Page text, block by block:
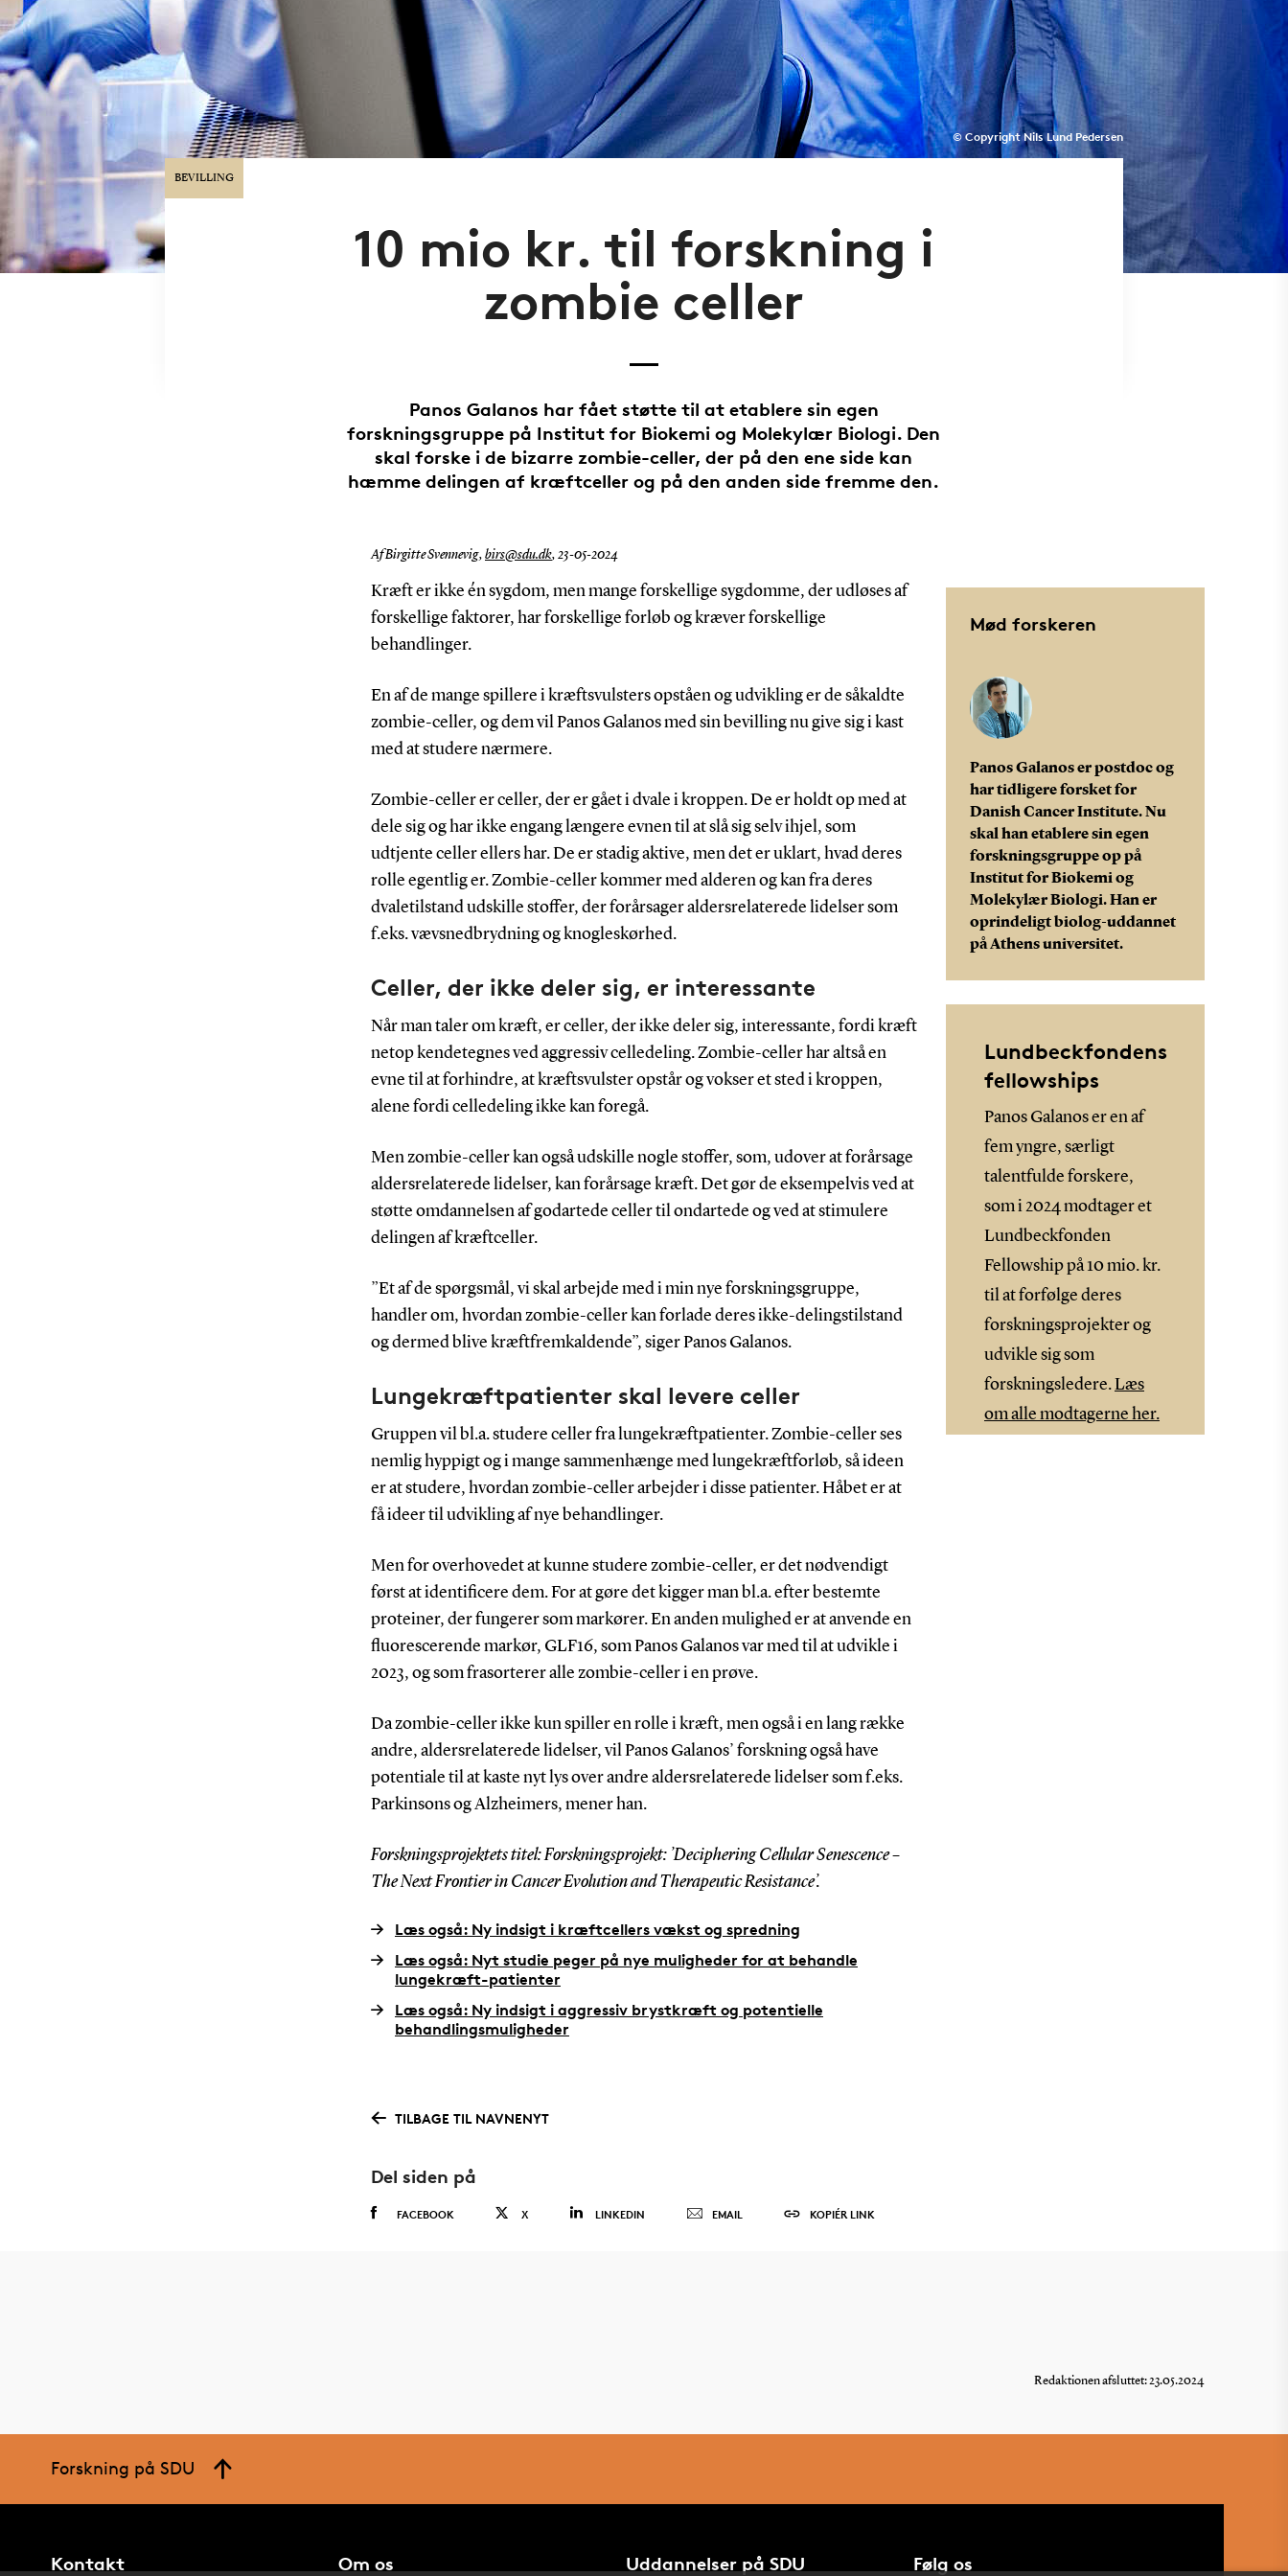
BEVILLING
© Copyright Nils Lund Pedersen
10 mio kr. til forskning i
zombie celler
Panos Galanos har fået støtte til at etablere sin egen
forskningsgruppe på Institut for Biokemi og Molekylær Biologi. Den
skal forske i de bizarre zombie-celler, der på den ene side kan
hæmme delingen af kræftceller og på den anden side fremme den.
Af Birgitte Svennevig, birs@sdu.dk, 23-05-2024
Kræft er ikke én sygdom, men mange forskellige sygdomme, der udløses af
forskellige faktorer, har forskellige forløb og kræver forskellige
behandlinger.
En af de mange spillere i kræftsvulsters opståen og udvikling er de såkaldte
zombie-celler, og dem vil Panos Galanos med sin bevilling nu give sig i kast
med at studere nærmere.
Zombie-celler er celler, der er gået i dvale i kroppen. De er holdt op med at
dele sig og har ikke engang længere evnen til at slå sig selv ihjel, som
udtjente celler ellers har. De er stadig aktive, men det er uklart, hvad deres
rolle egentlig er. Zombie-celler kommer med alderen og kan fra deres
dvaletilstand udskille stoffer, der forårsager aldersrelaterede lidelser som
f.eks. vævsnedbrydning og knogleskørhed.
Celler, der ikke deler sig, er interessante
Når man taler om kræft, er celler, der ikke deler sig, interessante, fordi kræft
netop kendetegnes ved aggressiv celledeling. Zombie-celler har altså en
evne til at forhindre, at kræftsvulster opstår og vokser et sted i kroppen,
alene fordi celledeling ikke kan foregå.
Men zombie-celler kan også udskille nogle stoffer, som, udover at forårsage
aldersrelaterede lidelser, kan forårsage kræft. Det gør de eksempelvis ved at
støtte omdannelsen af godartede celler til ondartede og ved at stimulere
delingen af kræftceller.
”Et af de spørgsmål, vi skal arbejde med i min nye forskningsgruppe,
handler om, hvordan zombie-celler kan forlade deres ikke-delingstilstand
og dermed blive kræftfremkaldende”, siger Panos Galanos.
Lungekræftpatienter skal levere celler
Gruppen vil bl.a. studere celler fra lungekræftpatienter. Zombie-celler ses
nemlig hyppigt og i mange sammenhænge med lungekræftforløb, så ideen
er at studere, hvordan zombie-celler arbejder i disse patienter. Håbet er at
få ideer til udvikling af nye behandlinger.
Men for overhovedet at kunne studere zombie-celler, er det nødvendigt
først at identificere dem. For at gøre det kigger man bl.a. efter bestemte
proteiner, der fungerer som markører. En anden mulighed er at anvende en
fluorescerende markør, GLF16, som Panos Galanos var med til at udvikle i
2023, og som frasorterer alle zombie-celler i en prøve.
Da zombie-celler ikke kun spiller en rolle i kræft, men også i en lang række
andre, aldersrelaterede lidelser, vil Panos Galanos’ forskning også have
potentiale til at kaste nyt lys over andre aldersrelaterede lidelser som f.eks.
Parkinsons og Alzheimers, mener han.
Forskningsprojektets titel: Forskningsprojekt: ’Deciphering Cellular Senescence –
The Next Frontier in Cancer Evolution and Therapeutic Resistance’.
Læs også: Ny indsigt i kræftcellers vækst og spredning
Læs også: Nyt studie peger på nye muligheder for at behandle
lungekræft-patienter
Læs også: Ny indsigt i aggressiv brystkræft og potentielle
behandlingsmuligheder
Mød forskeren
Panos Galanos er postdoc og
har tidligere forsket for
Danish Cancer Institute. Nu
skal han etablere sin egen
forskningsgruppe op på
Institut for Biokemi og
Molekylær Biologi. Han er
oprindeligt biolog-uddannet
på Athens universitet.
Lundbeckfondens
fellowships
Panos Galanos er en af
fem yngre, særligt
talentfulde forskere,
som i 2024 modtager et
Lundbeckfonden
Fellowship på 10 mio. kr.
til at forfølge deres
forskningsprojekter og
udvikle sig som
forskningsledere.Læs
om alle modtagerne her.
TILBAGE TIL NAVNENYT
Del siden på
FACEBOOK X LINKEDIN EMAIL KOPIÉR LINK
Redaktionen afsluttet: 23.05.2024
Forskning på SDU
Kontakt Om os Uddannelser på SDU Følg os